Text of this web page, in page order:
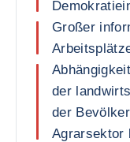
Großer
der
der
Agrarsektor